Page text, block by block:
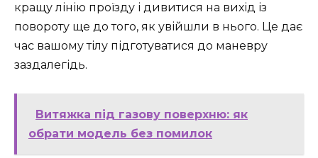
кращу лінію проїзду і дивитися на вихід із
повороту ще до того, як увійшли в нього. Це дає
час вашому тілу підготуватися до маневру
заздалегідь.
Витяжка під газову поверхню: як
обрати модель без помилок